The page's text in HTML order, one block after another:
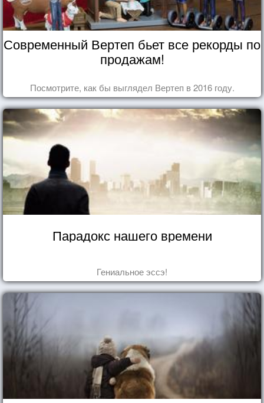
Современный Вертеп бьет все рекорды по
продажам!
Посмотрите, как бы выглядел Вертеп в 2016 году.
Парадокс нашего времени
Гениальное эссэ!